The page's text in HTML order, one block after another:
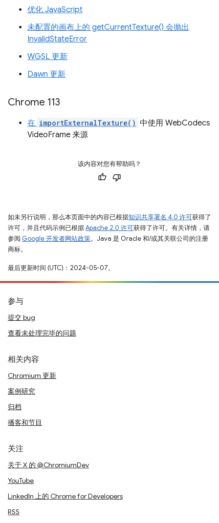
优化 JavaScript
未配置的画布上的 getCurrentTexture() 会抛出
InvalidStateError
WGSL 更新
Dawn 更新
Chrome 113
在 importExternalTexture() 中使用 WebCodecs
VideoFrame 来源
该内容对您有帮助吗？
如未另行说明，那么本页面中的内容已根据知识共享署名 4.0 许可获得了
许可，并且代码示例已根据Apache 2.0 许可获得了许可。有关详情，请
参阅 Google 开发者网站政策。Java 是 Oracle 和/或其关联公司的注册
商标。
最后更新时间 (UTC)：2024-05-07。
参与
提交 bug
查看未处理完毕的问题
相关内容
Chromium 更新
案例研究
归档
播客和节目
关注
关于 X 的 @ChromiumDev
YouTube
LinkedIn 上的 Chrome for Developers
RSS